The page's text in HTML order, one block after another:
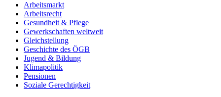
Arbeitsmarkt
Arbeitsrecht
Gesundheit & Pflege
Gewerkschaften weltweit
Gleichstellung
Geschichte des ÖGB
Jugend & Bildung
Klimapolitik
Pensionen
Soziale Gerechtigkeit